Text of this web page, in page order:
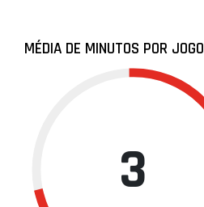
MÉDIA DE MINUTOS POR JOGO
3